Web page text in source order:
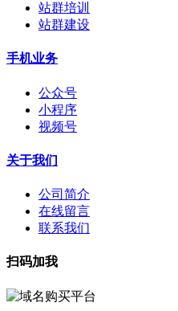
站群培训
站群建设
手机业务
公众号
小程序
视频号
关于我们
公司简介
在线留言
联系我们
扫码加我